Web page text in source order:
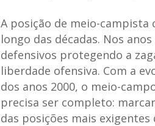
A posição de meio-
longo das décadas. Nos
defensivos protegendo a
liberdade ofensiva. Com a
dos anos 2000, o meio-
precisa ser completo:
das posições mais